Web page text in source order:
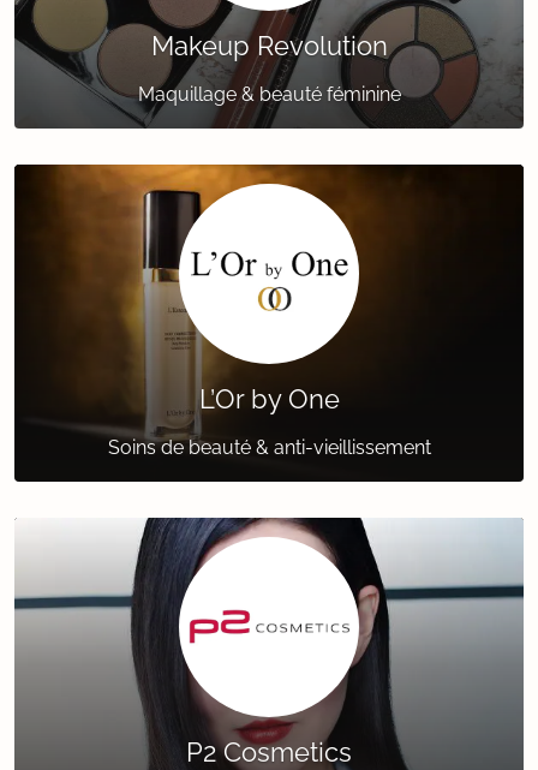
Makeup Revolution
Maquillage & beauté féminine
L’Or by One
Soins de beauté & anti-vieillissement
P2 Cosmetics